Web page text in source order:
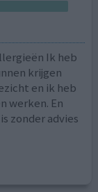
Ik heb
krijgen
en ik heb
werken. En
zonder advies